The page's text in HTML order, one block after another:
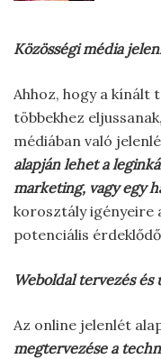
Közösségi média
Ahhoz, hogy a kínált
többekhez
médiában való
alapján lehet a
marketing, vagy egy
korosztály igényeire
potenciális
Weboldal tervezés és
Az online jelenlét
megtervezése a